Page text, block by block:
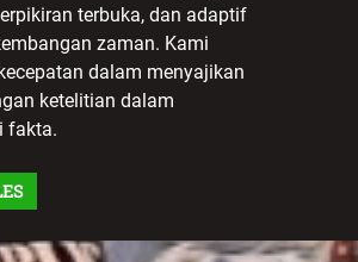
terbuka, dan adaptif
zaman. Kami
dalam menyajikan
ketelitian dalam
fakta.